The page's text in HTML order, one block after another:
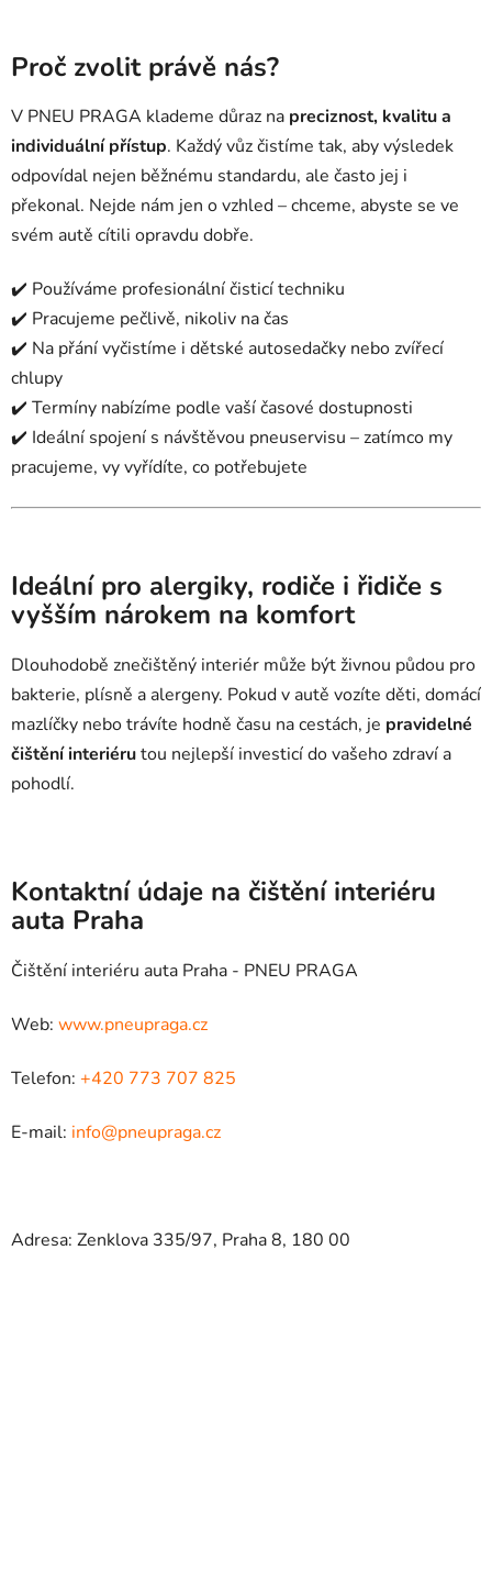
Proč zvolit právě nás?
V PNEU PRAGA klademe důraz na preciznost, kvalitu a
individuální přístup. Každý vůz čistíme tak, aby výsledek
odpovídal nejen běžnému standardu, ale často jej i
překonal. Nejde nám jen o vzhled – chceme, abyste se ve
svém autě cítili opravdu dobře.
✔️ Používáme profesionální čisticí techniku
✔️ Pracujeme pečlivě, nikoliv na čas
✔️ Na přání vyčistíme i dětské autosedačky nebo zvířecí
chlupy
✔️ Termíny nabízíme podle vaší časové dostupnosti
✔️ Ideální spojení s návštěvou pneuservisu – zatímco my
pracujeme, vy vyřídíte, co potřebujete
Ideální pro alergiky, rodiče i řidiče s
vyšším nárokem na komfort
Dlouhodobě znečištěný interiér může být živnou půdou pro
bakterie, plísně a alergeny. Pokud v autě vozíte děti, domácí
mazlíčky nebo trávíte hodně času na cestách, je pravidelné
čištění interiérutou nejlepší investicí do vašeho zdraví a
pohodlí.
Kontaktní údaje na čištění interiéru
auta Praha
Čištění interiéru auta Praha - PNEU PRAGA
Web: www.pneupraga.cz
Telefon: +420 773 707 825
E-mail: info@pneupraga.cz
Adresa: Zenklova 335/97, Praha 8, 180 00